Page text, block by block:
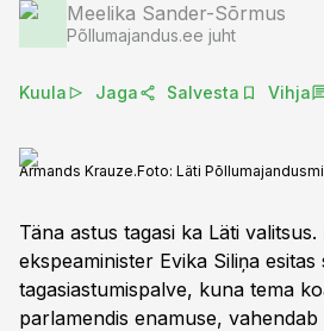
Meelika Sander-Sõrmus
Põllumajandus.ee juht
Kuula Jaga Salvesta Vihja
Armands Krauze.Foto: Läti
Täna astus tagasi ka Läti
ekspeaminister Evika Siliņa esitas
tagasiastumispalve, kuna tema
parlamendis enamuse, vahendab